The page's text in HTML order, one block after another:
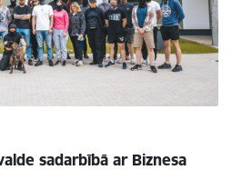
sadarbībā ar Biznesa